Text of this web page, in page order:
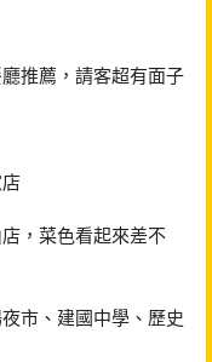
推薦，請客超有面子
，菜色看起來差不
市、建國中學、歷史